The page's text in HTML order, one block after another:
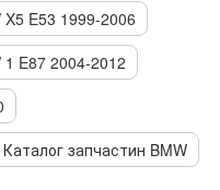
X5 E53 1999-2006
1 E87 2004-2012
Каталог запчастин BMW